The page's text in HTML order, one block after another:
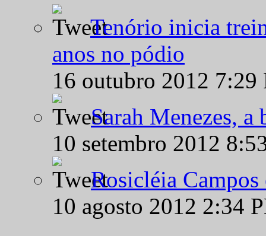
Tenório inicia
anos no pódio
16 outubro 2012
Sarah Menezes,
10 setembro 2012
Rosicléia
10 agosto 2012 2:34